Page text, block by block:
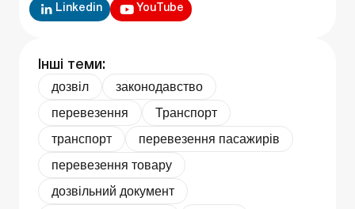
Linkedin YouTube
Інші теми:
дозвіл
законодавство
перевезення
Транспорт
транспорт
перевезення пасажирів
перевезення товару
дозвільний документ